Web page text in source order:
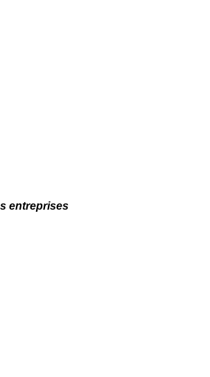
entreprises